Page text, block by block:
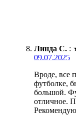
Линда С. :
09.07.2025
Вроде, все
футболке,
большой.
отличное.